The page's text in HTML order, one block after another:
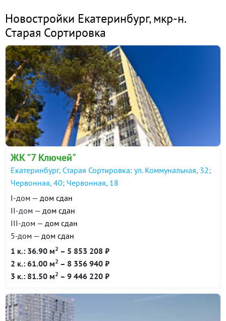
Новостройки Екатеринбург,мкр-н.
Старая Сортировка
ЖК "7 Ключей"
Екатеринбург, Старая Сортировка: ул. Коммунальная, 32;
Червонная, 40; Червонная, 18
I-дом — дом сдан
II-дом — дом сдан
III-дом — дом сдан
5-дом — дом сдан
1 к.: 36.90 м2 – 5 853 208 ₽
2 к.: 61.00 м2 – 8 356 940 ₽
3 к.: 81.50 м2 – 9 446 220 ₽